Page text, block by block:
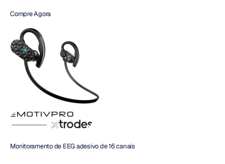
Compre Agora
Monitoramento de EEG adesivo de 16 canais